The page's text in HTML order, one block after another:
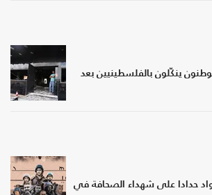
ينكّلون بالفلسطينيين بعد
حدادا على شهداء الصحافة في